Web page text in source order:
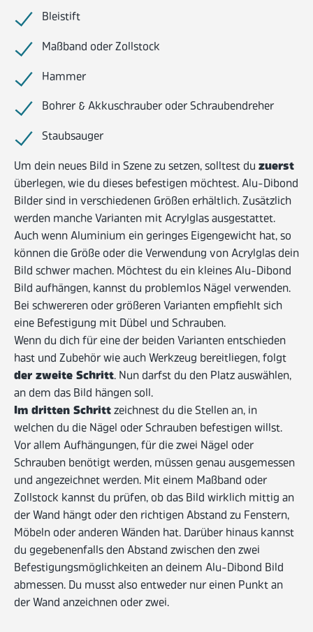
Bleistift
Maßband oder Zollstock
Hammer
Bohrer & Akkuschrauber oder Schraubendreher
Staubsauger
Um dein neues Bild in Szene zu setzen, solltest du zuerst
überlegen, wie du dieses befestigen möchtest. Alu-Dibond
Bilder sind in verschiedenen Größen erhältlich. Zusätzlich
werden manche Varianten mit Acrylglas ausgestattet.
Auch wenn Aluminium ein geringes Eigengewicht hat, so
können die Größe oder die Verwendung von Acrylglas dein
Bild schwer machen. Möchtest du ein kleines Alu-Dibond
Bild aufhängen, kannst du problemlos Nägel verwenden.
Bei schwereren oder größeren Varianten empfiehlt sich
eine Befestigung mit Dübel und Schrauben.
Wenn du dich für eine der beiden Varianten entschieden
hast und Zubehör wie auch Werkzeug bereitliegen, folgt
der zweite Schritt. Nun darfst du den Platz auswählen,
an dem das Bild hängen soll.
Im dritten Schrittzeichnest du die Stellen an, in
welchen du die Nägel oder Schrauben befestigen willst.
Vor allem Aufhängungen, für die zwei Nägel oder
Schrauben benötigt werden, müssen genau ausgemessen
und angezeichnet werden. Mit einem Maßband oder
Zollstock kannst du prüfen, ob das Bild wirklich mittig an
der Wand hängt oder den richtigen Abstand zu Fenstern,
Möbeln oder anderen Wänden hat. Darüber hinaus kannst
du gegebenenfalls den Abstand zwischen den zwei
Befestigungsmöglichkeiten an deinem Alu-Dibond Bild
abmessen. Du musst also entweder nur einen Punkt an
der Wand anzeichnen oder zwei.